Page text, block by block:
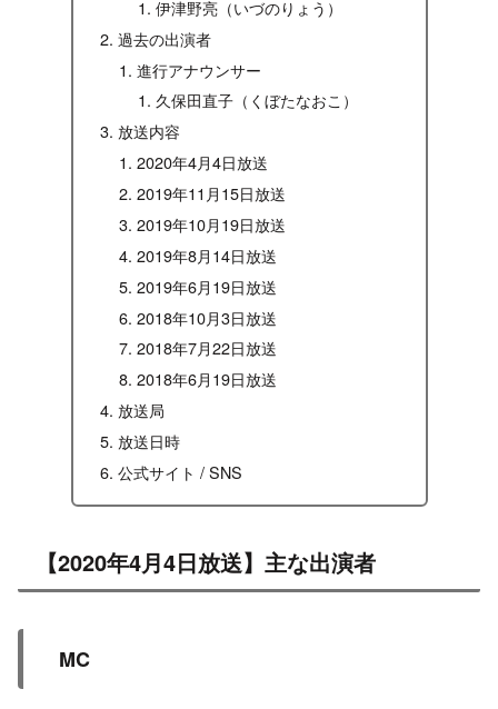
伊津野亮（いづのりょう）
過去の出演者
進行アナウンサー
久保田直子（くぼたなおこ）
放送内容
2020年4月4日放送
2019年11月15日放送
2019年10月19日放送
2019年8月14日放送
2019年6月19日放送
2018年10月3日放送
2018年7月22日放送
2018年6月19日放送
放送局
放送日時
公式サイト / SNS
【2020年4月4日放送】主な出演者
MC